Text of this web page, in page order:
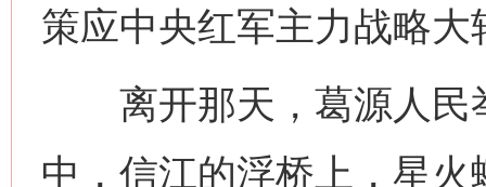
策应中央红军主力战略大
离开那天，葛源人民
中，信江的浮桥上，星火